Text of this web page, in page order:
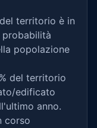
territorio è in
probabilità
popolazione
del territorio
edificato
anno.
corso